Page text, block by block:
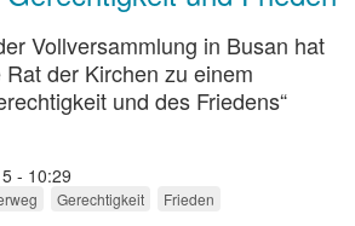
Vollversammlung in Busan hat
der Kirchen zu einem
und des Friedens“
- 10:29
Gerechtigkeit Frieden